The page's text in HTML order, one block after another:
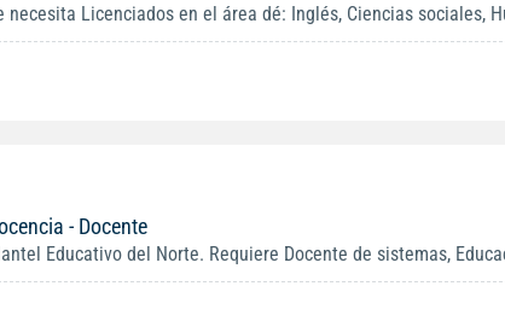
necesita Licenciados en el área dé: Inglés, Ciencias sociales,
- Docente
Educativo del Norte. Requiere Docente de sistemas,